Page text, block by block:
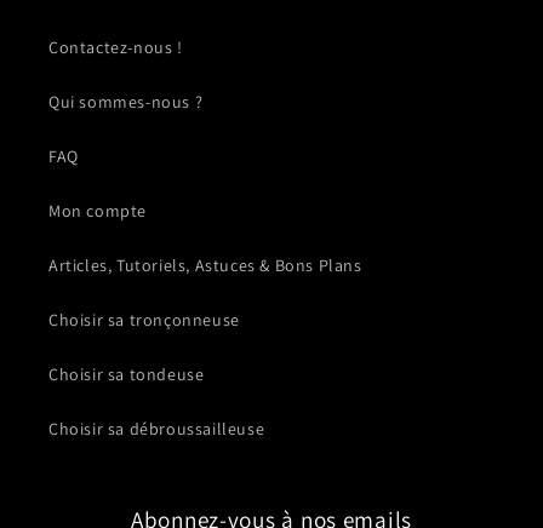
Contactez-nous !
Qui sommes-nous ?
FAQ
Mon compte
Articles, Tutoriels, Astuces & Bons Plans
Choisir sa tronçonneuse
Choisir sa tondeuse
Choisir sa débroussailleuse
Abonnez-vous à nos emails